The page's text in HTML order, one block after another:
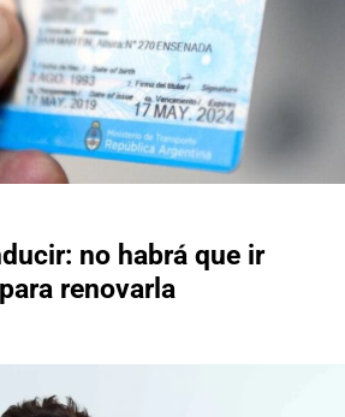
no habrá que ir
renovarla